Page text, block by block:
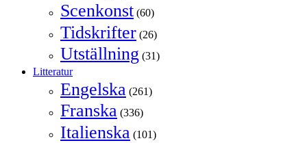
Scenkonst (60)
Tidskrifter (26)
Utställning (31)
Litteratur
Engelska (261)
Franska (336)
Italienska (101)